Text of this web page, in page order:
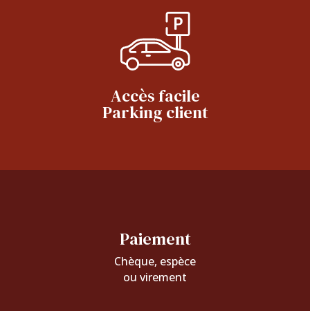
Accès facile
Parking client
Paiement
Chèque, espèce
ou virement